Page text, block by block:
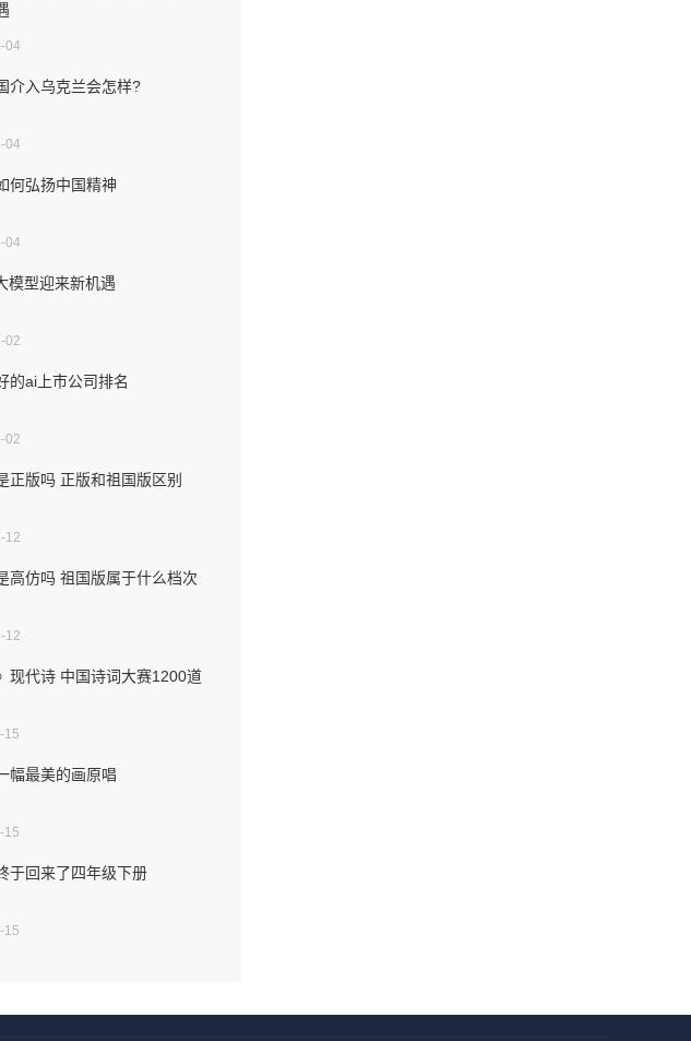
04
介入乌克兰会怎样?
04
何弘扬中国精神
04
模型迎来新机遇
02
的ai上市公司排名
02
正版吗 正版和祖国版区别
12
高仿吗 祖国版属于什么档次
12
现代诗 中国诗词大赛1200道
15
幅最美的画原唱
15
于回来了四年级下册
15